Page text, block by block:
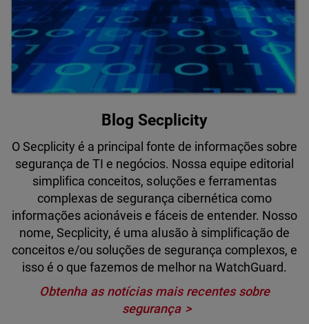
Blog Secplicity
O Secplicity é a principal fonte de informações sobre
segurança de TI e negócios. Nossa equipe editorial
simplifica conceitos, soluções e ferramentas
complexas de segurança cibernética como
informações acionáveis e fáceis de entender. Nosso
nome, Secplicity, é uma alusão à simplificação de
conceitos e/ou soluções de segurança complexos, e
isso é o que fazemos de melhor na WatchGuard.
Obtenha as notícias mais recentes sobre
segurança